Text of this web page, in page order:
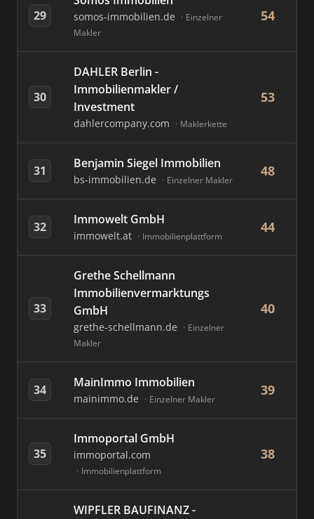
29 somos-immobilien.de
Einzelner
Makler
54
30
DAHLER Berlin -
Immobilienmakler /
Investment
dahlercompany.com Maklerkette
53
31 Benjamin Siegel Immobilien
bs-immobilien.de Einzelner Makler
48
32 Immowelt GmbH
immowelt.at Immobilienplattform
44
33
Grethe Schellmann
Immobilienvermarktungs
GmbH
grethe-schellmann.de
Einzelner
Makler
40
34 MainImmo Immobilien
mainimmo.de Einzelner Makler
39
35
Immoportal GmbH
immoportal.com
Immobilienplattform
38
WIPFLER BAUFINANZ -